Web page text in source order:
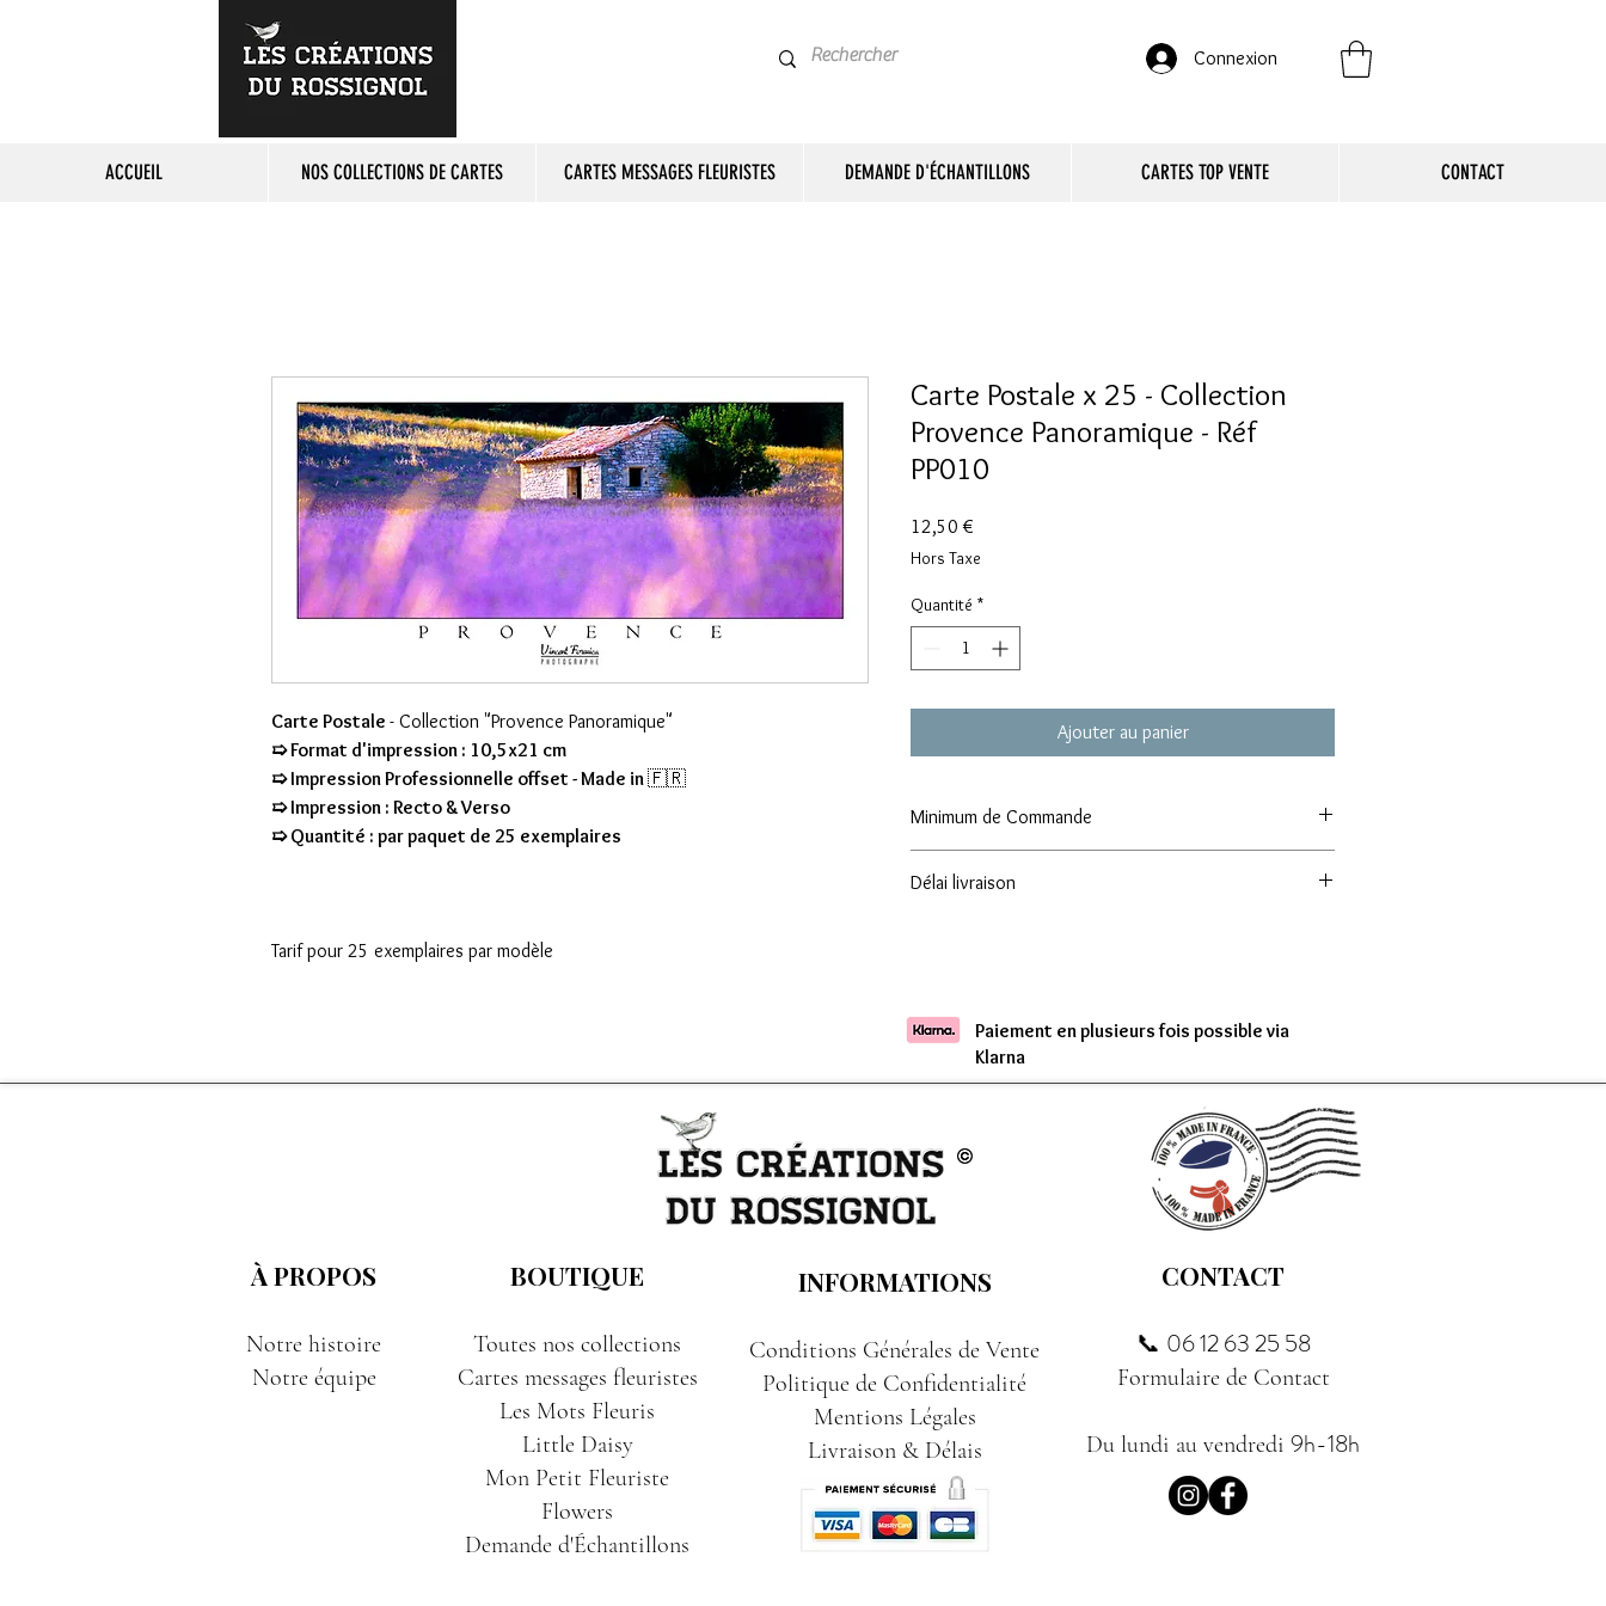
Connexion
ACCUEIL NOS COLLECTIONS DE CARTES CARTES MESSAGES FLEURISTES DEMANDE D'ÉCHANTILLONS CARTES TOP VENTE CONTACT
Carte Postale - Collection "Provence Panoramique"
➯ Format d'impression : 10,5x21 cm
➯ Impression Professionnelle offset - Made in🇫🇷
➯ Impression : Recto & Verso
➯ Quantité : par paquet de 25 exemplaires
Tarif pour 25 exemplaires par modèle
Carte Postale x 25 - Collection
Provence Panoramique - Réf
PP010
12,50 €
Hors Taxe
Quantité *
Ajouter au panier
Minimum de Commande
Délai livraison
Paiement en plusieurs fois possible via
Klarna
À PROPOS
Notre histoire
Notre équipe
BOUTIQUE
Toutes nos collections
Cartes messages fleuristes
Les Mots Fleuris
Little Daisy
Mon Petit Fleuriste
Flowers
Demande d'Échantillons
INFORMATIONS
Conditions Générales de Vente
Politique de Confidentialité
Mentions Légales
Livraison & Délais
CONTACT
📞 06 12 63 25 58
Formulaire de Contact
Du lundi au vendredi 9h-18h